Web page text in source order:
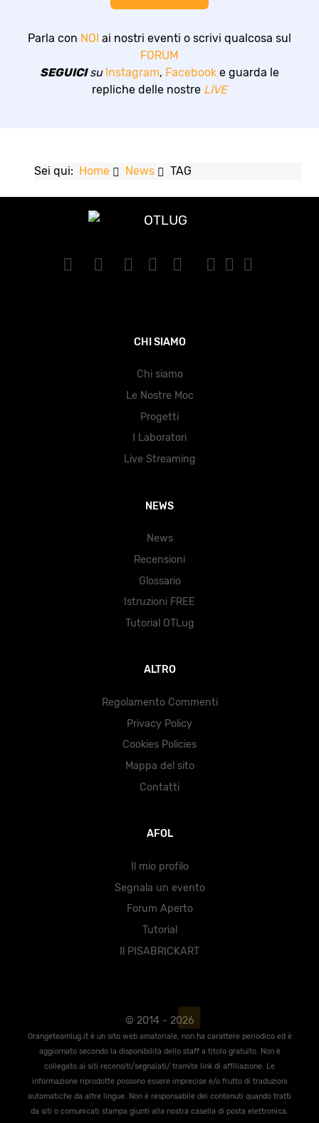
Parla con NOI ai nostri eventi o scrivi qualcosa sul
FORUM
SEGUICIsu Instagram, Facebook e guarda le
repliche delle nostre LIVE
Sei qui: Home News TAG
CHI SIAMO
Chi siamo
Le Nostre Moc
Progetti
I Laboratori
Live Streaming
NEWS
News
Recensioni
Glossario
Istruzioni FREE
Tutorial OTLug
ALTRO
Regolamento Commenti
Privacy Policy
Cookies Policies
Mappa del sito
Contatti
AFOL
Il mio profilo
Segnala un evento
Forum Aperto
Tutorial
Il PISABRICKART
© 2014 - 2026
Orangeteamlug.it è un sito web amatoriale, non ha carattere periodico ed è
aggiornato secondo la disponibilità dello staff a titolo gratuito. Non è
collegato ai siti recensiti/segnalati/ tramite link di affiliazione. Le
informazione riprodotte possono essere imprecise e/o frutto di traduzioni
automatiche da altre lingue. Non è responsabile dei contenuti quando tratti
da siti o comunicati stampa giunti alla nostra casella di posta elettronica.